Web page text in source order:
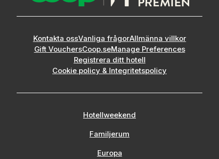
Kontakta ossVanliga frågorAllmänna villkor
Gift VouchersCoop.seManage Preferences
Registrera ditt hotell
Cookie policy & Integritetspolicy
Hotellweekend
Familjerum
Europa